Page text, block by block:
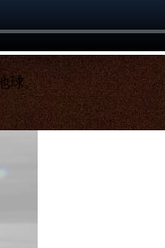
球。